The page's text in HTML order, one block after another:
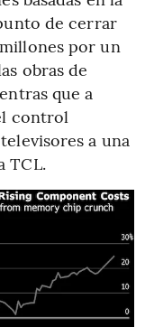
de cerrar
por un
obras de
que a
control
a una
TCL.